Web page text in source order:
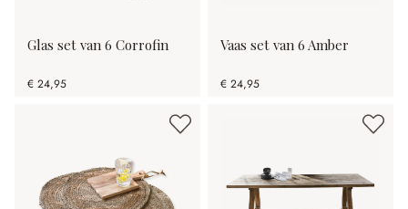
Glas set van 6 Corrofin
€ 24,95
Vaas set van 6 Amber
€ 24,95